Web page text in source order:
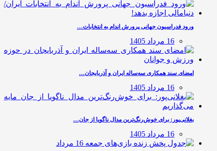
ورود فدراسیون جهانی پرورش اندام به انتخابات…
16 مرداد 1405
امضای سند همکاری سه‌ساله ایران و آذربایجان…
16 مرداد 1405
بغلانی‌پور: برای خوش‌رنگ‌ترین مدال ناگویا از جان…
16 مرداد 1405